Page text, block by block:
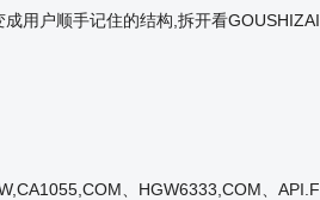
用户顺手记住的结构,拆开看GOUSHIZAI
、HGW6333,COM、API.F